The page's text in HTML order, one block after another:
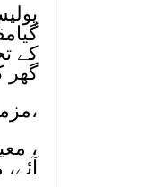
کے
گھر
،